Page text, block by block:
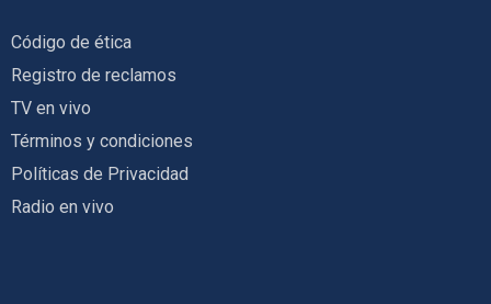
Código de ética
Registro de reclamos
TV en vivo
Términos y condiciones
Políticas de Privacidad
Radio en vivo